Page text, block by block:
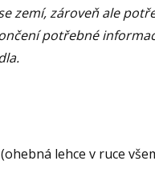
zemí, zároveň ale
potřebné
lehce v ruce